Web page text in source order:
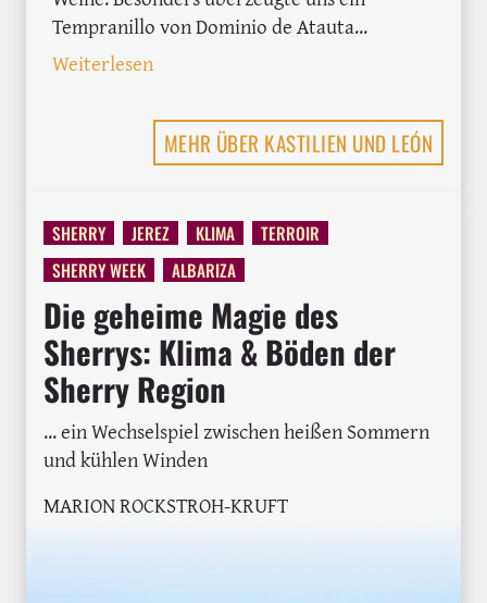
Tempranillo von Dominio de Atauta...
Weiterlesen
MEHR ÜBER KASTILIEN UND LEÓN
SHERRY JEREZ KLIMA
TERROIR
SHERRY WEEK
ALBARIZA
Die geheime Magie des
Sherrys: Klima & Böden der
Sherry Region
... ein Wechselspiel zwischen heißen Sommern
und kühlen Winden
MARION ROCKSTROH-KRUFT